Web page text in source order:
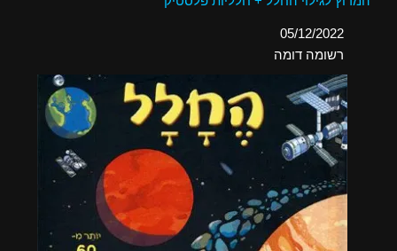
תאריך05/12/2022
בהקשר ל-
רשומה דומה